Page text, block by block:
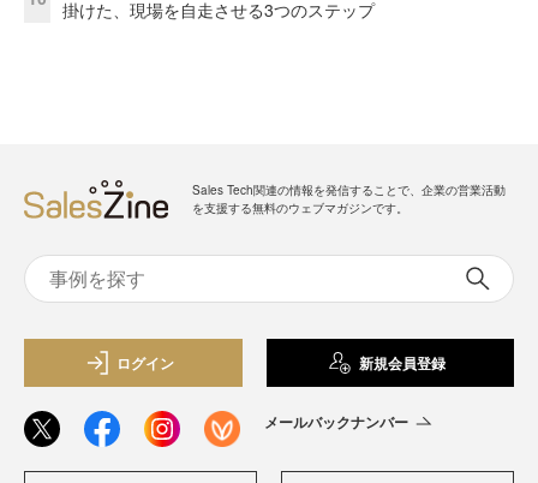
掛けた、現場を自走させる3つのステップ
Sales Tech関連の情報を発信することで、企業の営業活動
を支援する無料のウェブマガジンです。
ログイン 新規会員登録
メールバックナンバー